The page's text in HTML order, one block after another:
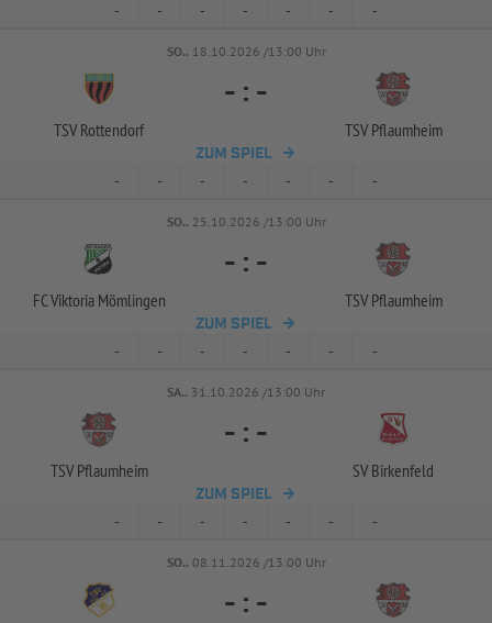
- - - - - - -
SO.. 18.10.2026 /13:00 Uhr
TSV Rottendorf
- : -
TSV Pflaumheim
ZUM SPIEL
- - - - - - -
SO.. 25.10.2026 /13:00 Uhr
FC Viktoria Mömlingen
- : -
TSV Pflaumheim
ZUM SPIEL
- - - - - - -
SA.. 31.10.2026 /13:00 Uhr
TSV Pflaumheim
- : -
SV Birkenfeld
ZUM SPIEL
- - - - - - -
SO.. 08.11.2026 /13:00 Uhr
- : -